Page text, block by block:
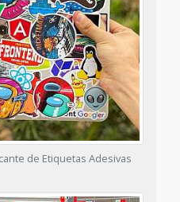
de Etiquetas Adesivas